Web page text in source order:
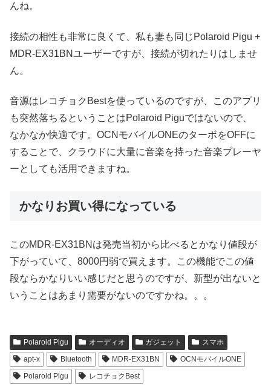
んね。
接続の相性も非常に良くて、私も妻も同じPolaroid Pigu +
MDR-EX31BNユーザーですが、接続が切れたりはしませ
ん。
音源はレコチョクBestを使っているのですが、このアプリ
も突然落ちるということはPolaroid Piguではないので、
なかなか快適です。OCNモバイルONEのターボをOFFに
することで、クラウドに大量に音楽を持った音楽プレーヤ
ーとしても活用できますね。
かなりお買い得になっている
このMDR-EX31BNは発売当初から比べるとかなり値段が
下がっていて、8000円弱で買えます。この機能でこの値
段ならかなりいい感じだと思うのですが、新型が出ないと
いうことはあまり需要がないのですかね。。。
Polaroid Pigu オーディオ ガジェット
スマホ
apt-x
Bluetooth MDR-EX31BN
OCNモバイルONE
Polaroid Pigu
レコチョクBest